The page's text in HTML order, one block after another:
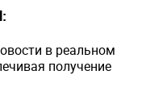
в реальном
получение